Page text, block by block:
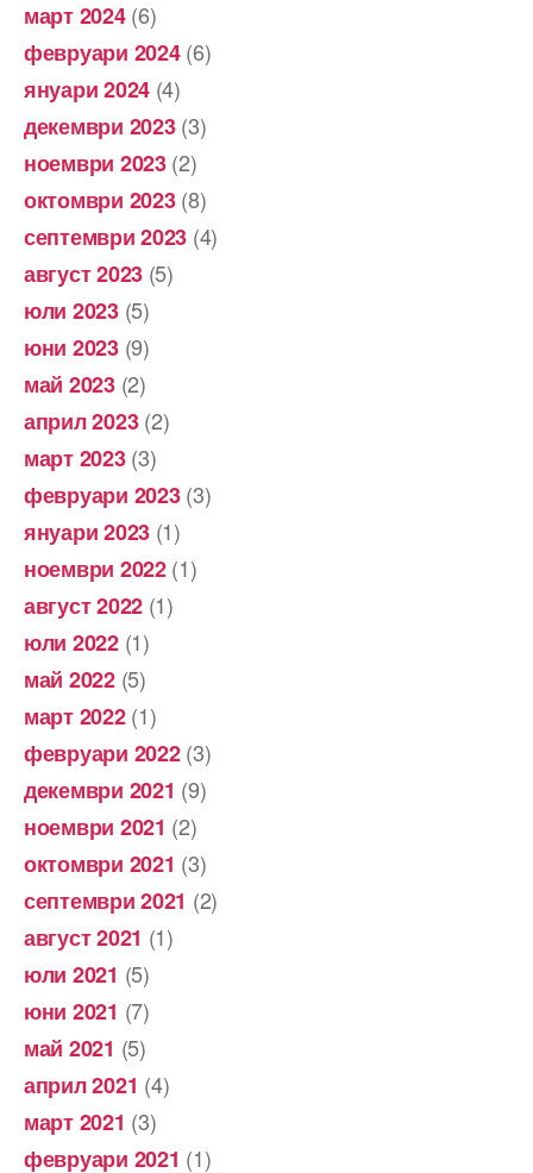
март 2024(6)
февруари 2024(6)
януари 2024 (4)
декември 2023(3)
ноември 2023(2)
октомври 2023(8)
септември 2023 (4)
август 2023 (5)
юли 2023(5)
юни 2023(9)
май 2023(2)
април 2023(2)
март 2023(3)
февруари 2023(3)
януари 2023 (1)
ноември 2022(1)
август 2022 (1)
юли 2022(1)
май 2022(5)
март 2022(1)
февруари 2022(3)
декември 2021 (9)
ноември 2021 (2)
октомври 2021 (3)
септември 2021 (2)
август 2021 (1)
юли 2021 (5)
юни 2021 (7)
май 2021 (5)
април 2021 (4)
март 2021 (3)
февруари 2021 (1)